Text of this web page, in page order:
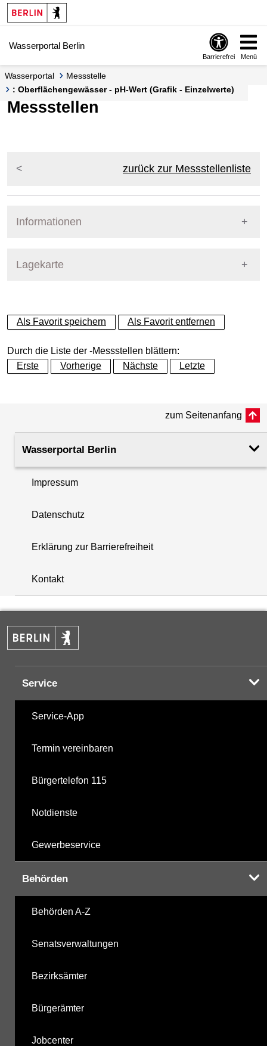
Springe zur Navigation
Springe zum Inhalt
Wasserportal Berlin
Barrierefrei Menü
Wasserportal
Messstelle
: Oberflächengewässer - pH-Wert (Grafik - Einzelwerte)
Messstellen
zurück zur Messstellenliste
Informationen
Lagekarte
+
−
+
−
Als Favorit speichern Als Favorit entfernen
Durch die Liste der -Messstellen blättern:
Erste
Vorherige Nächste Letzte
zum Seitenanfang
Wasserportal Berlin
Impressum
Datenschutz
Erklärung zur Barrierefreiheit
Kontakt
Service
Service-App
Termin vereinbaren
Bürgertelefon 115
Notdienste
Gewerbeservice
Behörden
Behörden A-Z
Senatsverwaltungen
Bezirksämter
Bürgerämter
Jobcenter